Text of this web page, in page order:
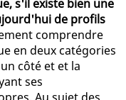
s'il existe bien une
de profils
comprendre
en deux catégories
côté et et la
ses